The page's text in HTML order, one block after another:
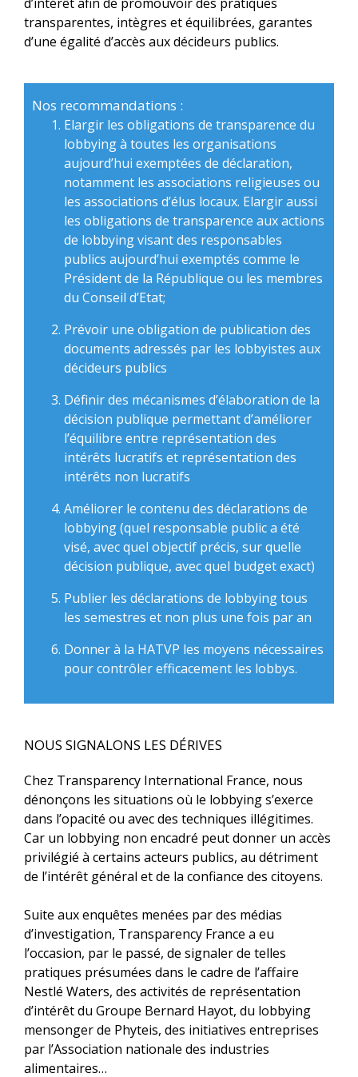
transparentes, intègres et équilibrées, garantes
d’une égalité d’accès aux décideurs publics.
Nos recommandations :
Elargir les obligations de transparence du
lobbying à toutes les organisations
aujourd’hui exemptées de déclaration,
notamment les associations religieuses ou
les associations d’élus locaux. Elargir aussi
les obligations de transparence aux actions
de lobbying visant des responsables
publics aujourd’hui exemptés comme le
Président de la République ou les membres
du Conseil d’Etat;
Prévoir une obligation de publication des
documents adressés par les lobbyistes aux
décideurs publics
Définir des mécanismes d’élaboration de la
décision publique permettant d’améliorer
l’équilibre entre représentation des
intérêts lucratifs et représentation des
intérêts non lucratifs
Améliorer le contenu des déclarations de
lobbying (quel responsable public a été
visé, avec quel objectif précis, sur quelle
décision publique, avec quel budget exact)
Publier les déclarations de lobbying tous
les semestres et non plus une fois par an
Donner à la HATVP les moyens nécessaires
pour contrôler efficacement les lobbys.
NOUS SIGNALONS LES DÉRIVES
Chez Transparency International France, nous
dénonçons les situations où le lobbying s’exerce
dans l’opacité ou avec des techniques illégitimes.
Car un lobbying non encadré peut donner un accès
privilégié à certains acteurs publics, au détriment
de l’intérêt général et de la confiance des citoyens.
Suite aux enquêtes menées par des médias
d’investigation, Transparency France a eu
l’occasion, par le passé, de signaler de telles
pratiques présumées dans le cadre de l’affaire
Nestlé Waters, des activités de représentation
d’intérêt du Groupe Bernard Hayot, du lobbying
mensonger de Phyteis, des initiatives entreprises
par l’Association nationale des industries
alimentaires…